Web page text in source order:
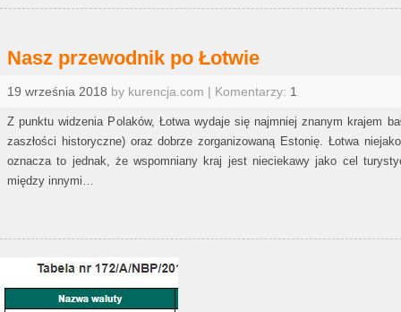
Nasz przewodnik po Łotwie
19 września 2018 by kurencja.com | Komentarzy: 1
Z punktu widzenia Polaków, Łotwa wydaje się najmniej znanym krajem
zaszłości historyczne) oraz dobrze zorganizowaną Estonię. Łotwa
oznacza to jednak, że wspomniany kraj jest nieciekawy jako cel
między innymi…